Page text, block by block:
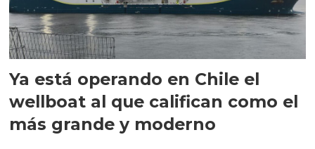
Ya está operando en Chile el
wellboat al que califican como el
más grande y moderno